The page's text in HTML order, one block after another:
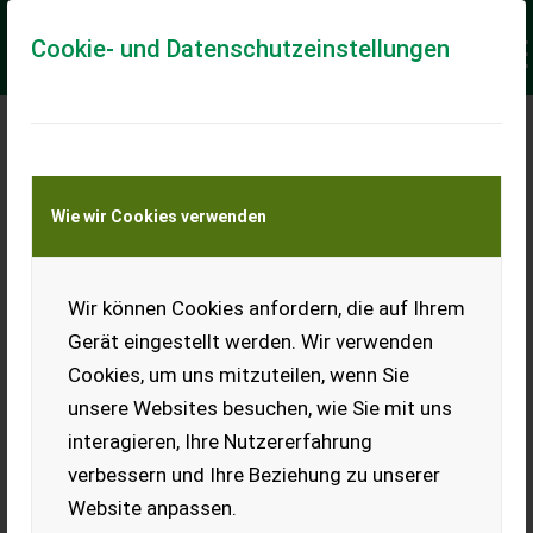
Cookie- und Datenschutzeinstellungen
Wie wir Cookies verwenden
Wir können Cookies anfordern, die auf Ihrem
Gerät eingestellt werden. Wir verwenden
Cookies, um uns mitzuteilen, wenn Sie
unsere Websites besuchen, wie Sie mit uns
interagieren, Ihre Nutzererfahrung
verbessern und Ihre Beziehung zu unserer
Website anpassen.
Meine Transportkostenanfrage
Transport von Land- und Baumaschinen –
KEINE Tiertransporte
Ladeort
Ort